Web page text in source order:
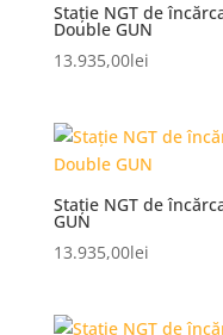
Stație NGT de
Double GUN
13.935,00lei
Stație NGT de
GUN
13.935,00lei